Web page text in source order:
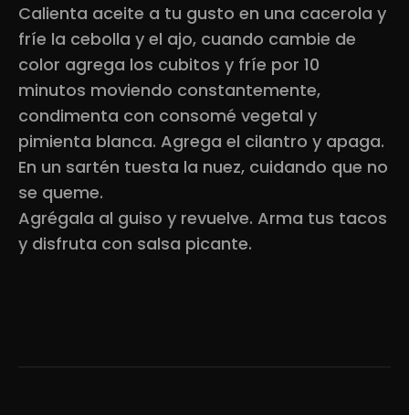
Calienta aceite a tu gusto en una cacerola y
fríe la cebolla y el ajo, cuando cambie de
color agrega los cubitos y fríe por 10
minutos moviendo constantemente,
condimenta con consomé vegetal y
pimienta blanca. Agrega el cilantro y apaga.
En un sartén tuesta la nuez, cuidando que no
se queme.
Agrégala al guiso y revuelve. Arma tus tacos
y disfruta con salsa picante.